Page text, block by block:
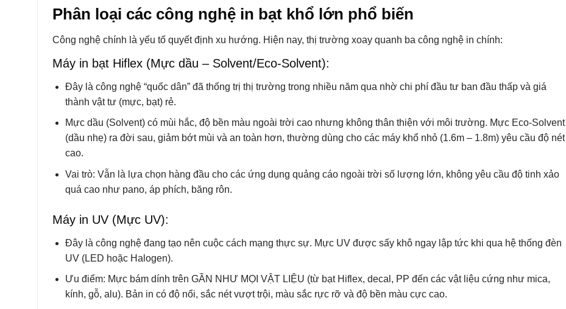
Phân loại các công nghệ in bạt khổ lớn phổ biến
Công nghệ chính là yếu tố quyết định xu hướng. Hiện nay, thị trường xoay quanh ba công nghệ in chính:
Máy in bạt Hiflex (Mực dầu – Solvent/Eco-Solvent):
Đây là công nghệ “quốc dân” đã thống trị thị trường trong nhiều năm qua nhờ chi phí đầu tư ban đầu thấp và giá
thành vật tư (mực, bạt) rẻ.
Mực dầu (Solvent) có mùi hắc, độ bền màu ngoài trời cao nhưng không thân thiện với môi trường. Mực Eco-Solvent
(dầu nhẹ) ra đời sau, giảm bớt mùi và an toàn hơn, thường dùng cho các máy khổ nhỏ (1.6m – 1.8m) yêu cầu độ nét
cao.
Vai trò: Vẫn là lựa chọn hàng đầu cho các ứng dụng quảng cáo ngoài trời số lượng lớn, không yêu cầu độ tinh xảo
quá cao như pano, áp phích, băng rôn.
Máy in UV (Mực UV):
Đây là công nghệ đang tạo nên cuộc cách mạng thực sự. Mực UV được sấy khô ngay lập tức khi qua hệ thống đèn
UV (LED hoặc Halogen).
Ưu điểm: Mực bám dính trên GẦN NHƯ MỌI VẬT LIỆU (từ bạt Hiflex, decal, PP đến các vật liệu cứng như mica,
kính, gỗ, alu). Bản in có độ nổi, sắc nét vượt trội, màu sắc rực rỡ và độ bền màu cực cao.